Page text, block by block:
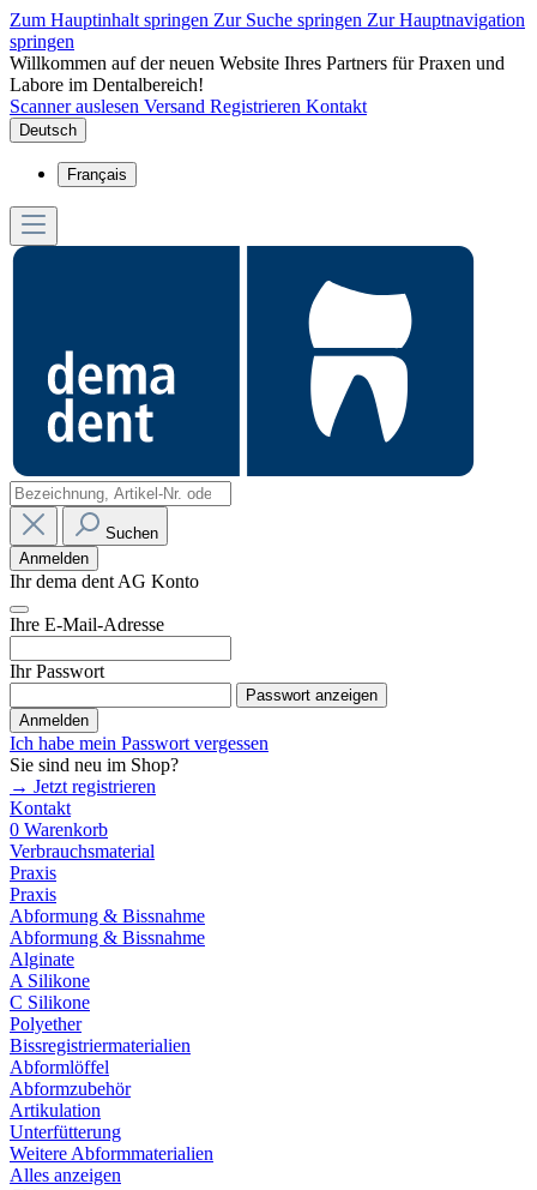
Zum Hauptinhalt springen Zur Suche springen Zur Hauptnavigation
springen
Willkommen auf der neuen Website Ihres Partners für Praxen und
Labore im Dentalbereich!
Scanner auslesen Versand Registrieren Kontakt
Deutsch
Français
Suchen
Anmelden
Ihr dema dent AG Konto
Ihre E-Mail-Adresse
Ihr Passwort
Passwort anzeigen
Anmelden
Ich habe mein Passwort vergessen
Sie sind neu im Shop?
→ Jetzt registrieren
Kontakt
0 Warenkorb
Verbrauchsmaterial
Praxis
Praxis
Abformung & Bissnahme
Abformung & Bissnahme
Alginate
A Silikone
C Silikone
Polyether
Bissregistriermaterialien
Abformlöffel
Abformzubehör
Artikulation
Unterfütterung
Weitere Abformmaterialien
Alles anzeigen